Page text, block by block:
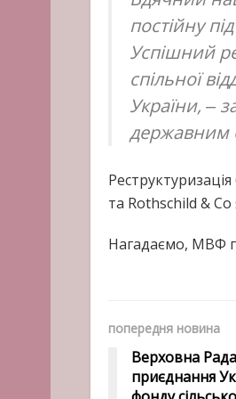
постійну
Успішний
спільної
України, ‒
державним
та Rothschild &
Нагадаємо, МВФ
попередня новина
Верховна
приєднання